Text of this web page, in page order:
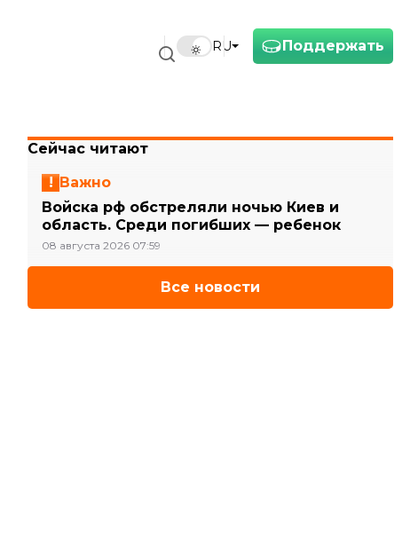
Поддержать
RU
Сейчас читают
Важно
Войска рф обстреляли ночью Киев и
область. Среди погибших — ребенок
08 августа 2026 07:59
Все новости